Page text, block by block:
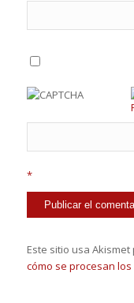
*
Este sitio usa
cómo se procesan